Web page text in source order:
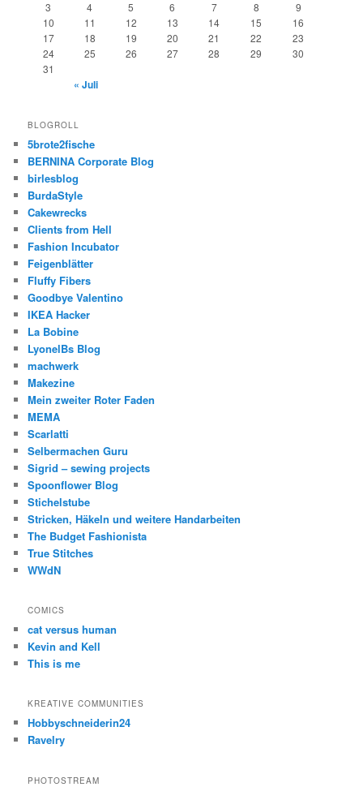
3 4 5 6 7 8
9
10
11 12 13 14 15
16
17
18 19 20 21 22
23
24
25 26 27 28 29
30
31
« Juli
BLOGROLL
5brote2fische
BERNINA Corporate Blog
birlesblog
BurdaStyle
Cakewrecks
Clients from Hell
Fashion Incubator
Feigenblätter
Fluffy Fibers
Goodbye Valentino
IKEA Hacker
La Bobine
LyonelBs Blog
machwerk
Makezine
Mein zweiter Roter Faden
MEMA
Scarlatti
Selbermachen Guru
Sigrid – sewing projects
Spoonflower Blog
Stichelstube
Stricken, Häkeln und weitere Handarbeiten
The Budget Fashionista
True Stitches
WWdN
COMICS
cat versus human
Kevin and Kell
This is me
KREATIVE COMMUNITIES
Hobbyschneiderin24
Ravelry
PHOTOSTREAM